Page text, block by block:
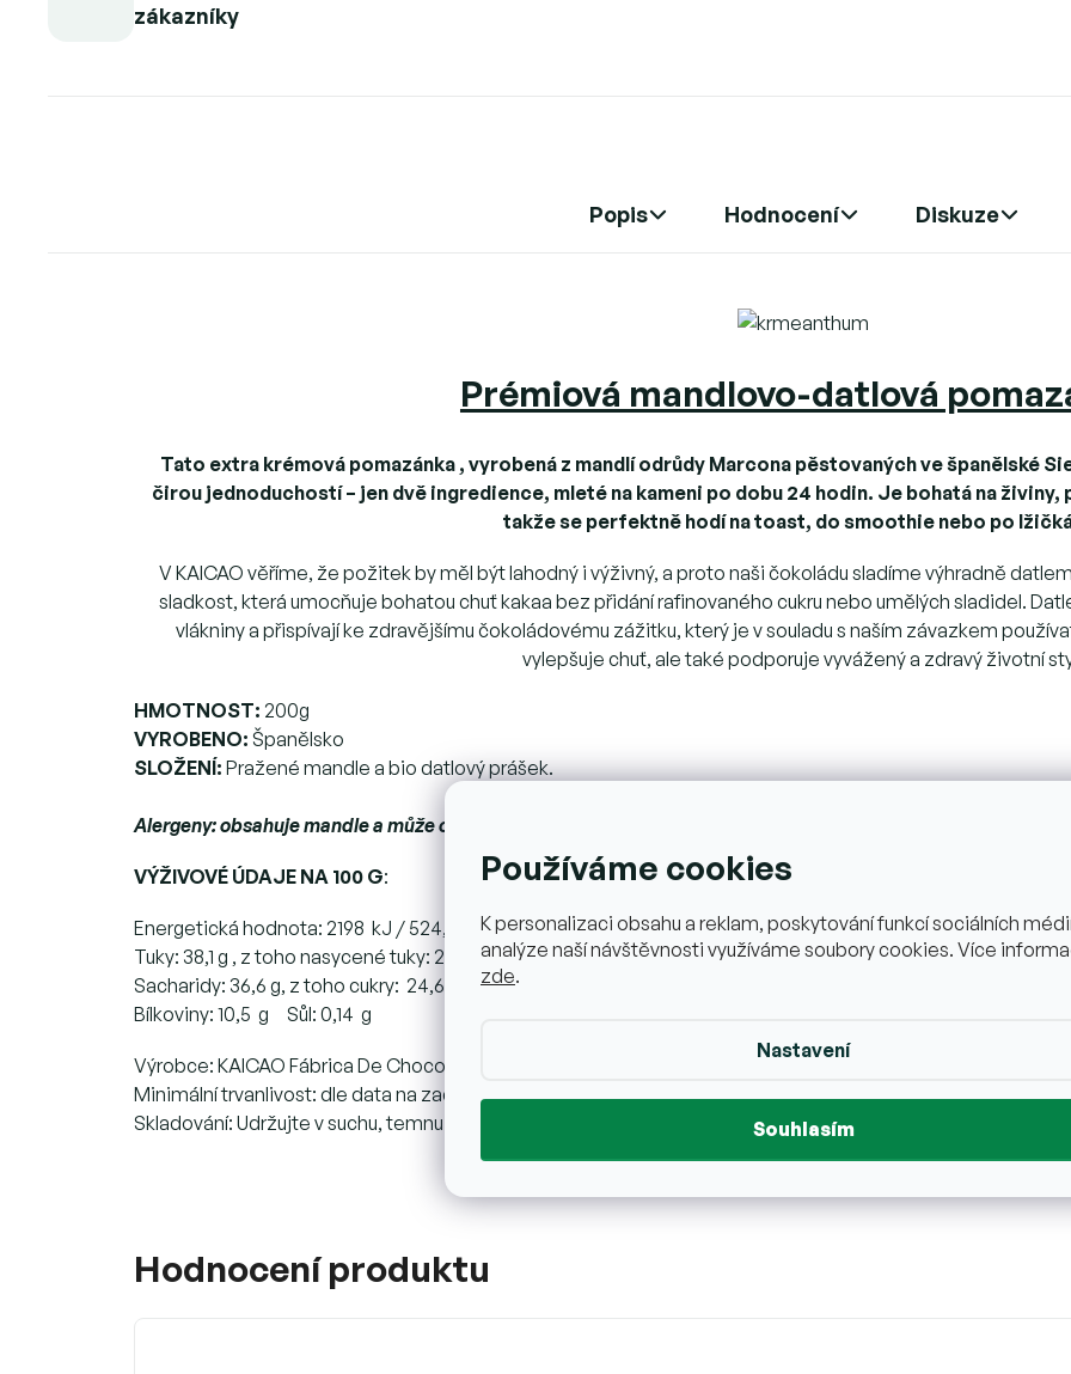
Používáme cookies
K personalizaci obsahu a reklam, poskytování funkcí sociálních
analýze naší návštěvnosti využíváme soubory cookies. Více
zde.
Nastavení
Souhlasím
zákazníky
Popis Hodnocení Diskuze
Prémiová mandlovo-datlová
Tato extra krémová pomazánka , vyrobená z mandlí odrůdy Marcona pěstovaných ve španělské
čirou jednoduchostí – jen dvě ingredience, mleté ​​na kameni po dobu 24 hodin. Je bohatá na
takže se perfektně hodí na toast, do smoothie nebo po
V KAICAO věříme, že požitek by měl být lahodný i výživný, a proto naši čokoládu sladíme výhradně
sladkost, která umocňuje bohatou chuť kakaa bez přidání rafinovaného cukru nebo umělých sladidel.
vlákniny a přispívají ke zdravějšímu čokoládovému zážitku, který je v souladu s naším závazkem
vylepšuje chuť, ale také podporuje vyvážený a zdravý životní
HMOTNOST: 200g
VYROBENO: Španělsko
SLOŽENÍ: Pražené mandle a bio datlový prášek.
Alergeny: obsahuje mandle a může obsahovat stopy ořechů, sezamu a mléka.
VÝŽIVOVÉ ÚDAJE NA 100 G:
Energetická hodnota: 2198 kJ / 524,3 kcal
Tuky: 38,1 g , z toho nasycené tuky: 2,9 g
Sacharidy: 36,6 g, z toho cukry: 24,6 g
Bílkoviny: 10,5 g Sůl: 0,14 g
Výrobce: KAICAO Fábrica De Chocolate, S.L. (Madrid)
Minimální trvanlivost: dle data na zadní straně obalu
Skladování: Udržujte v suchu, temnu a teplotě do 18°C max.
Hodnocení produktu